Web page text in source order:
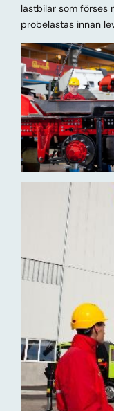
lastbilar som förses
probelastas innan